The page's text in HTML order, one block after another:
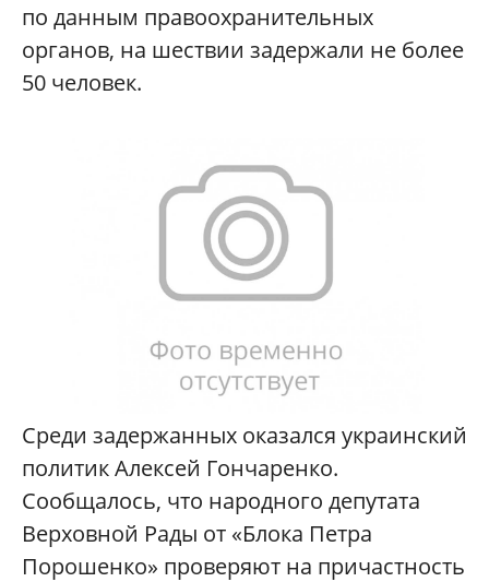
по данным правоохранительных
органов, на шествии задержали не более
50 человек.
Среди задержанных оказался украинский
политик Алексей Гончаренко.
Сообщалось, что народного депутата
Верховной Рады от «Блока Петра
Порошенко» проверяют на причастность